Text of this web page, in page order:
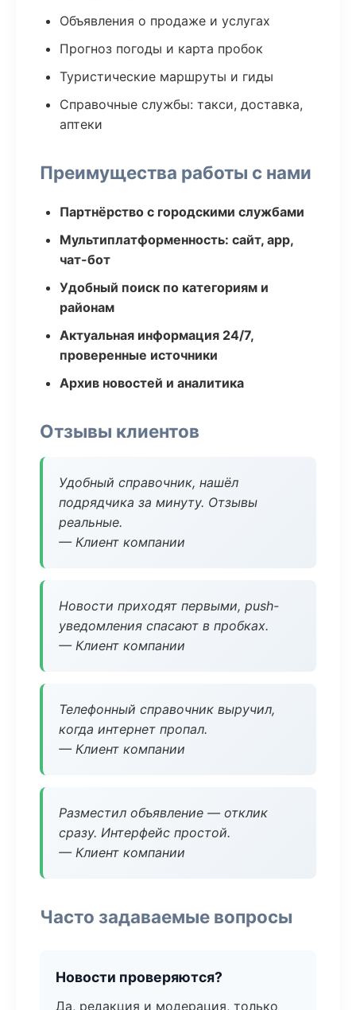
Объявления о продаже и услугах
Прогноз погоды и карта пробок
Туристические маршруты и гиды
Справочные службы: такси, доставка,
аптеки
Преимущества работы с нами
Партнёрство с городскими службами
Мультиплатформенность: сайт, app,
чат-бот
Удобный поиск по категориям и
районам
Актуальная информация 24/7,
проверенные источники
Архив новостей и аналитика
Отзывы клиентов
Удобный справочник, нашёл
подрядчика за минуту. Отзывы
реальные.
— Клиент компании
Новости приходят первыми, push-
уведомления спасают в пробках.
— Клиент компании
Телефонный справочник выручил,
когда интернет пропал.
— Клиент компании
Разместил объявление — отклик
сразу. Интерфейс простой.
— Клиент компании
Часто задаваемые вопросы
Новости проверяются?
Да, редакция и модерация, только